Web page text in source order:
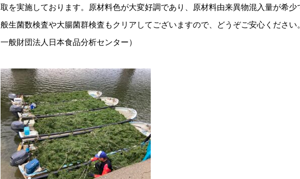
取を実施しております。原材料色が大変好調であり、原材料由来異物混入量が希少
般生菌数検査や大腸菌群検査もクリアしてございますので、どうぞご安心ください
一般財団法人日本食品分析センター）